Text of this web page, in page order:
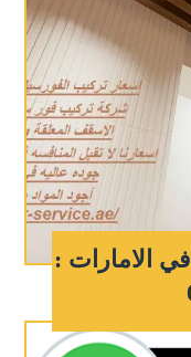
الامارات :